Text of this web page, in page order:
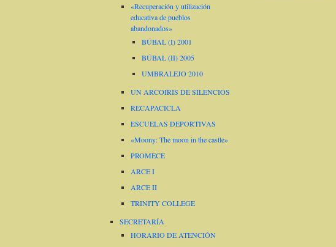
«Recuperación y utilización
educativa de pueblos
abandonados»
BÚBAL (I) 2001
BÚBAL (II) 2005
UMBRALEJO 2010
UN ARCOIRIS DE SILENCIOS
RECAPACICLA
ESCUELAS DEPORTIVAS
«Moony: The moon in the castle»
PROMECE
ARCE I
ARCE II
TRINITY COLLEGE
SECRETARÍA
HORARIO DE ATENCIÓN